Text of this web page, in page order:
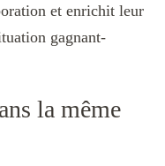
et enrichit leur
gagnant-
la même